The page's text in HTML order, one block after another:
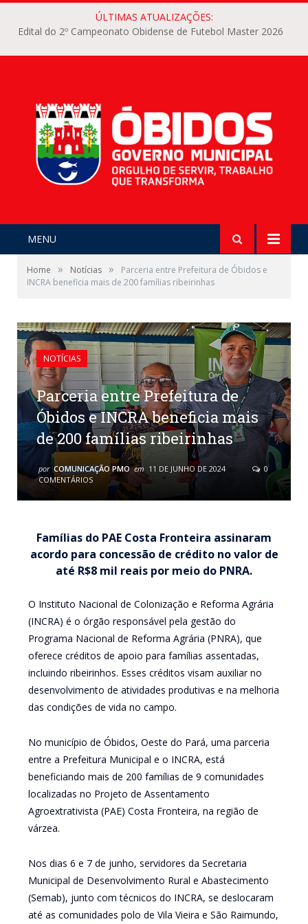
ÚLTIMAS ATUALIZAÇÕES:
Edital do 2º Campeonato Obidense de Futebol Master 2026
MENU
Home » Notícias »
Parceria entre Prefeitura de Óbidos e
INCRA beneficia mais de 200 famílias ribeirinhas
NOTÍCIAS
Parceria entre Prefeitura de
Óbidos e INCRA beneficia mais
de 200 famílias ribeirinhas
por COMUNICAÇÃO PMO em 11 DE JUNHO DE 2024
0
COMENTÁRIOS
Famílias do PAE Costa Fronteira assinaram
acordo para concessão de crédito no valor de
até R$8 mil reais por meio do PNRA.
O Instituto Nacional de Colonização e Reforma Agrária
(INCRA) é o órgão responsável pela gestão do
Programa Nacional de Reforma Agrária (PNRA), que
oferece créditos de apoio para famílias assentadas,
incluindo ribeirinhos. Esses créditos visam auxiliar no
desenvolvimento de atividades produtivas e na melhoria
das condições de vida no campo.
No município de Óbidos, Oeste do Pará, uma parceria
entre a Prefeitura Municipal e o INCRA, está
beneficiando mais de 200 famílias de 9 comunidades
localizadas no Projeto de Assentamento
Agroextrativista (PAE) Costa Fronteira, na região de
várzea.
Nos dias 6 e 7 de junho, servidores da Secretaria
Municipal de Desenvolvimento Rural e Abastecimento
(Semab), junto com técnicos do INCRA, se deslocaram
até as comunidades polo de Vila Vieira e São Raimundo,